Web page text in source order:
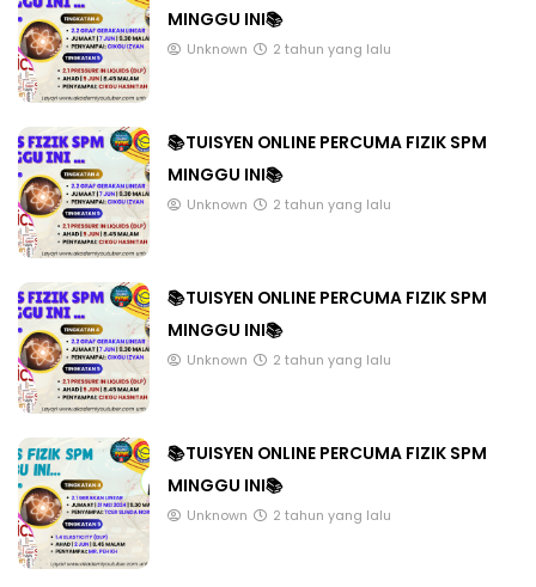
MINGGU INI📚
Unknown 2 tahun yang lalu
📚TUISYEN ONLINE PERCUMA FIZIK SPM
MINGGU INI📚
Unknown 2 tahun yang lalu
📚TUISYEN ONLINE PERCUMA FIZIK SPM
MINGGU INI📚
Unknown 2 tahun yang lalu
📚TUISYEN ONLINE PERCUMA FIZIK SPM
MINGGU INI📚
Unknown 2 tahun yang lalu